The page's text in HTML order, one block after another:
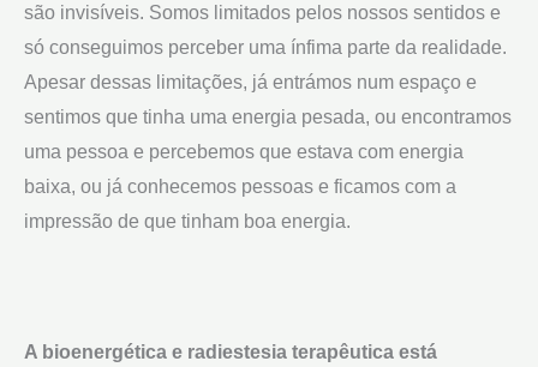
são invisíveis. Somos limitados pelos nossos sentidos e
só conseguimos perceber uma ínfima parte da realidade.
Apesar dessas limitações, já entrámos num espaço e
sentimos que tinha uma energia pesada, ou encontramos
uma pessoa e percebemos que estava com energia
baixa, ou já conhecemos pessoas e ficamos com a
impressão de que tinham boa energia.
A bioenergética e radiestesia terapêutica está